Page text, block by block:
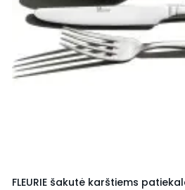
FLEURIE šakutė karštiems